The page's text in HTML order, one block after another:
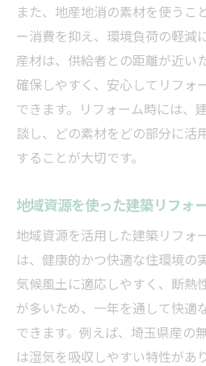
また、地産地消の素材を使うこ
ー消費を抑え、環境負荷の軽減
産材は、供給者との距離が近い
確保しやすく、安心してリフォ
できます。リフォーム時には、
談し、どの素材をどの部分に活
することが大切です。
地域資源を使った建築リフォ
地域資源を活用した建築リフォ
は、健康的かつ快適な住環境の
気候風土に適応しやすく、断熱
が多いため、一年を通して快適
できます。例えば、埼玉県産の
は湿気を吸収しやすい特性があ